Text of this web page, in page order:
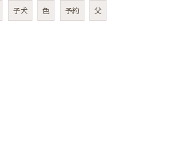
子犬 色 予約 父